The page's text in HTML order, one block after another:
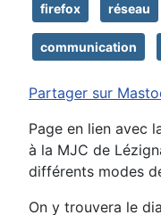
firefox réseau
communication
Partager sur
Page en lien avec
à la MJC de
différents modes
On y trouvera le